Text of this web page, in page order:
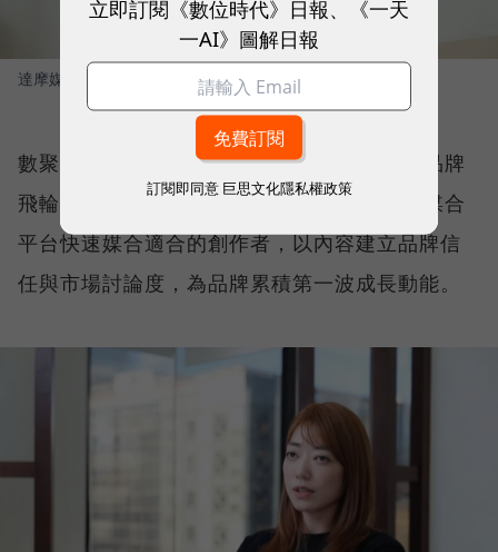
達摩媒體暨影領國際執行長 林合政 圖／ 數位時代
數聚集團品牌長蔡雅藍（Blue）進一步拆解品牌
飛輪的運作架構。第一步，由 INLY AI 網紅媒合
平台快速媒合適合的創作者，以內容建立品牌信
任與市場討論度，為品牌累積第一波成長動能。
立即訂閱《數位時代》日報、《一天
一AI》圖解日報
訂閱即同意 巨思文化隱私權政策